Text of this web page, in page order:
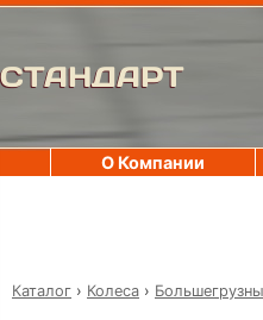
Каталог › Колеса ›
О Компании